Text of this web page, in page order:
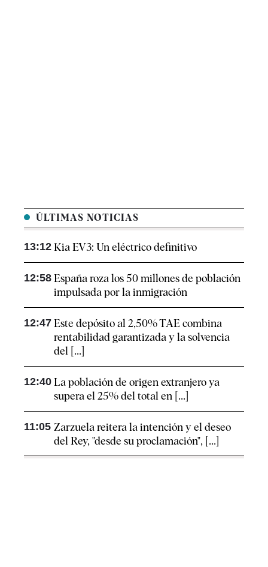
ÚLTIMAS NOTICIAS
13:12 Kia EV3: Un eléctrico definitivo
12:58 España roza los 50 millones de población
impulsada por la inmigración
12:47 Este depósito al 2,50% TAE combina
rentabilidad garantizada y la solvencia
del [...]
12:40 La población de origen extranjero ya
supera el 25% del total en [...]
11:05 Zarzuela reitera la intención y el deseo
del Rey, "desde su proclamación", [...]